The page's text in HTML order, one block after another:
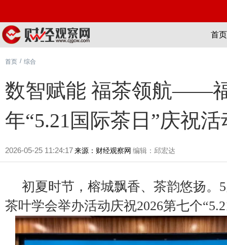
首页
首页 / 综合
数智赋能 福茶领航——
年“5.21国际茶日”庆祝活
2026-05-25 11:24:17来源：财经观察网 编辑：邱宏达
初夏时节，榕城飘香、茶韵悠扬。
茶叶学会举办活动庆祝2026第七个